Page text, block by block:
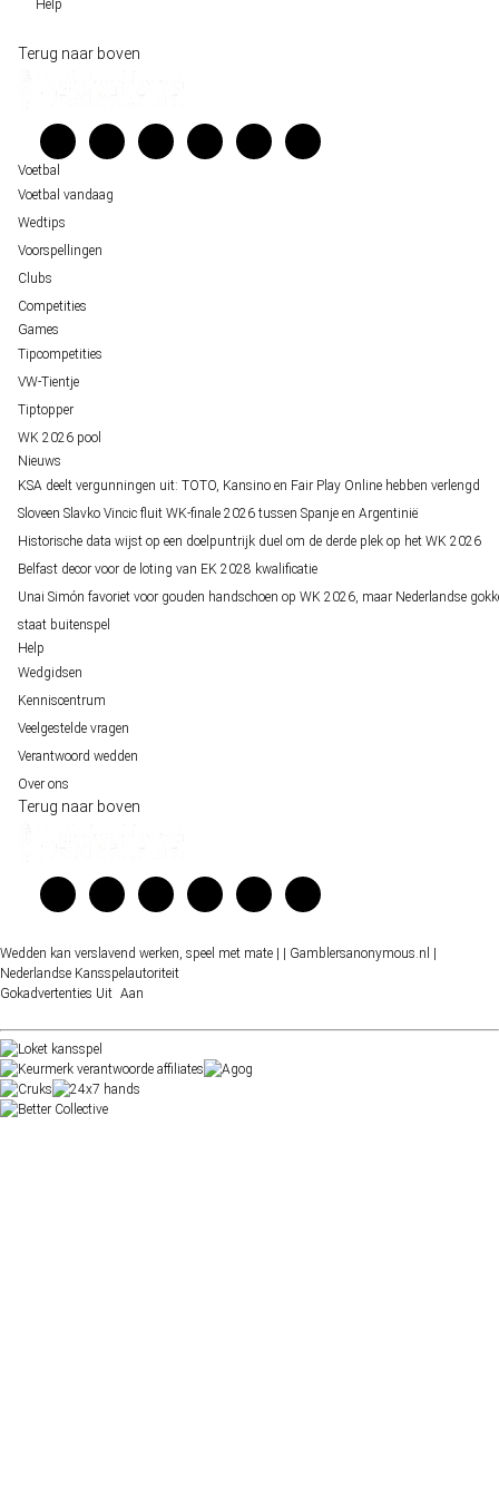
Sloveen Slavko Vincic fluit WK-finale 2026 tussen Spanje en Argentinië
Belfast decor voor de loting van EK 2028 kwalificatie
Help
Wedgidsen
Verantwoord wedden
Over ons
Terug naar boven
Voetbal
Voetbal vandaag
Wedtips
Voorspellingen
Clubs
Competities
Games
Tipcompetities
VW-Tientje
Tiptopper
WK 2026 pool
Nieuws
KSA deelt vergunningen uit: TOTO, Kansino en Fair Play Online hebben verlengd
Sloveen Slavko Vincic fluit WK-finale 2026 tussen Spanje en Argentinië
Historische data wijst op een doelpuntrijk duel om de derde plek op het WK 2026
Belfast decor voor de loting van EK 2028 kwalificatie
Unai Simón favoriet voor gouden handschoen op WK 2026, maar Nederlandse
staat buitenspel
Help
Wedgidsen
Kenniscentrum
Veelgestelde vragen
Verantwoord wedden
Over ons
Terug naar boven
Wedden kan verslavend werken, speel met mate | | Gamblersanonymous.nl
Nederlandse Kansspelautoriteit
Gokadvertenties Uit Aan